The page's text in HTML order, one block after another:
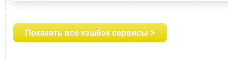
Показать все кэшбэк сервисы >